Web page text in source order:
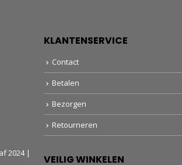
2024 |
KLANTENSERVICE
Contact
Betalen
Bezorgen
Retourneren
VEILIG WINKELEN